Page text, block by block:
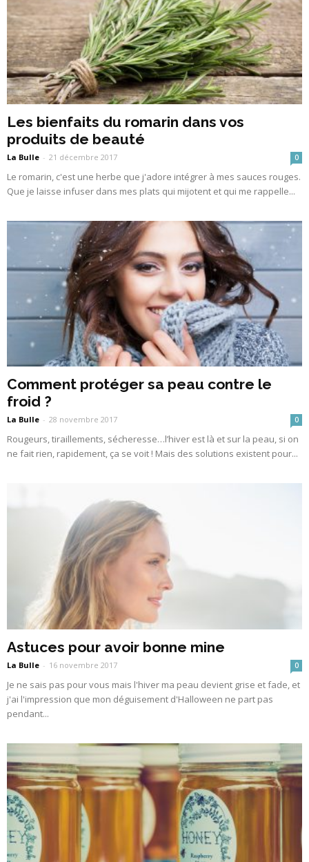
Les bienfaits du romarin dans vos
produits de beauté
La Bulle - 21 décembre 2017 0
Le romarin, c'est une herbe que j'adore intégrer à mes sauces rouges.
Que je laisse infuser dans mes plats qui mijotent et qui me rappelle...
Comment protéger sa peau contre le
froid ?
La Bulle - 28 novembre 2017 0
Rougeurs, tiraillements, sécheresse…l’hiver est là et sur la peau, si on
ne fait rien, rapidement, ça se voit ! Mais des solutions existent pour...
Astuces pour avoir bonne mine
La Bulle - 16 novembre 2017 0
Je ne sais pas pour vous mais l'hiver ma peau devient grise et fade, et
j'ai l'impression que mon déguisement d'Halloween ne part pas
pendant...